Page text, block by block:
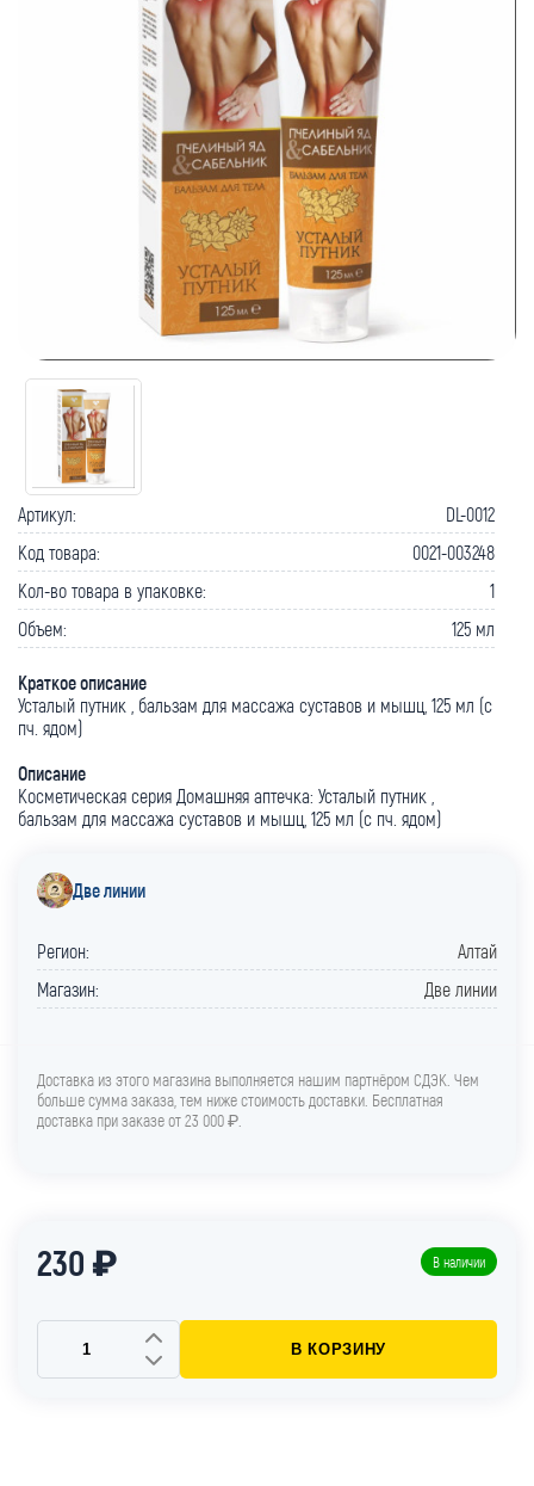
Артикул:
DL-0012
Код товара:
0021-003248
Кол-во товара в упаковке:
1
Объем:
125 мл
Краткое описание
Усталый путник , бальзам для массажа суставов и мышц, 125 мл (с
пч. ядом)
Описание
Косметическая серия Домашняя аптечка: Усталый путник ,
бальзам для массажа суставов и мышц, 125 мл (с пч. ядом)
Две линии
Регион:
Алтай
Магазин:
Две линии
Доставка из этого магазина выполняется нашим партнёром СДЭК. Чем
больше сумма заказа, тем ниже стоимость доставки. Бесплатная
доставка при заказе от 23 000 ₽.
230 ₽ В наличии
В КОРЗИНУ